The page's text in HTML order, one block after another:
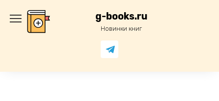
содержанию
g-books.ru
Новинки книг